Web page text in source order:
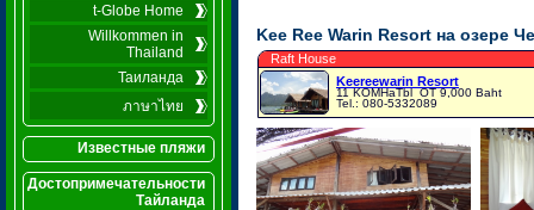
t-Globe Home
Willkommen in
Thailand
Таиланда
ภาษาไทย
Известные пляжи
Достопримечательности
Тайланда
Kee Ree Warin Resort на озере
Raft House
Keereewarin Resort
11 KOMHaTblOT 9,000 Baht
Tel.: 080-5332089